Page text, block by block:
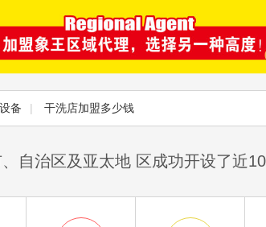
备 | 干洗店加盟多少钱
自治区及亚太地 区成功开设了近